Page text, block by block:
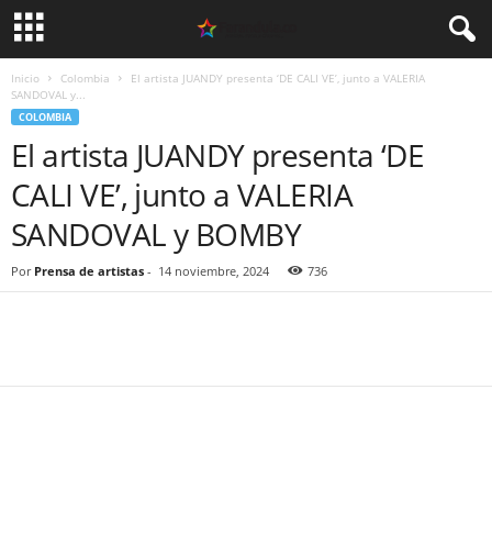
Inicio Colombia
El artista JUANDY presenta ‘DE CALI VE’, junto a VALERIA
SANDOVAL y...
COLOMBIA
El artista JUANDY presenta ‘DE
CALI VE’, junto a VALERIA
SANDOVAL y BOMBY
Por Prensa de artistas - 14 noviembre, 2024 736